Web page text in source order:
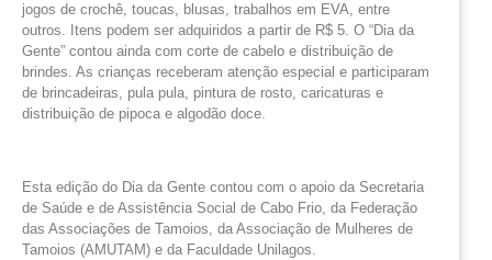
jogos de crochê, toucas, blusas, trabalhos em EVA, entre
outros. Itens podem ser adquiridos a partir de R$ 5. O “Dia da
Gente” contou ainda com corte de cabelo e distribuição de
brindes. As crianças receberam atenção especial e participaram
de brincadeiras, pula pula, pintura de rosto, caricaturas e
distribuição de pipoca e algodão doce.
Esta edição do Dia da Gente contou com o apoio da Secretaria
de Saúde e de Assistência Social de Cabo Frio, da Federação
das Associações de Tamoios, da Associação de Mulheres de
Tamoios (AMUTAM) e da Faculdade Unilagos.